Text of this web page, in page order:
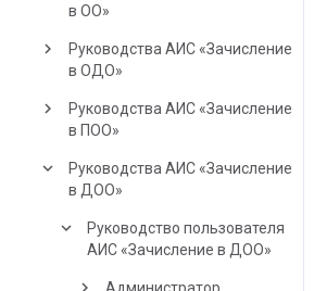
в ОО»
keyboard_arrow_right
Руководства АИС «Зачисление
в ОДО»
keyboard_arrow_right
Руководства АИС «Зачисление
в ПОО»
keyboard_arrow_down
Руководства АИС «Зачисление
в ДОО»
keyboard_arrow_down
Руководство пользователя
АИС «Зачисление в ДОО»